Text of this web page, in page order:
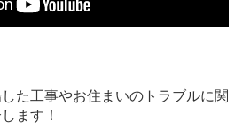
た工事やお住まいのトラブルに関
ます！